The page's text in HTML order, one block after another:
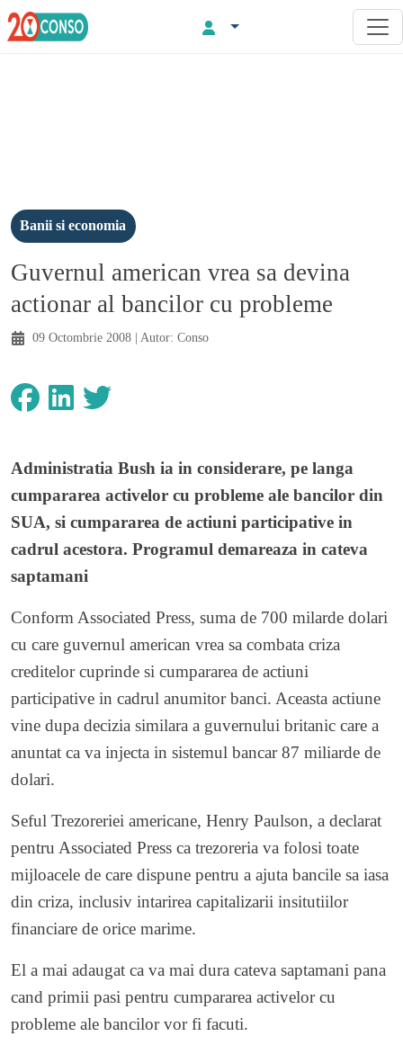
Banii si economia
Guvernul american vrea sa devina
actionar al bancilor cu probleme
09 Octombrie 2008 | Autor: Conso
Administratia Bush ia in considerare, pe langa
cumpararea activelor cu probleme ale bancilor din
SUA, si cumpararea de actiuni participative in
cadrul acestora. Programul demareaza in cateva
saptamani
Conform Associated Press, suma de 700 milarde dolari
cu care guvernul american vrea sa combata criza
creditelor cuprinde si cumpararea de actiuni
participative in cadrul anumitor banci. Aceasta actiune
vine dupa decizia similara a guvernului britanic care a
anuntat ca va injecta in sistemul bancar 87 miliarde de
dolari.
Seful Trezoreriei americane, Henry Paulson, a declarat
pentru Associated Press ca trezoreria va folosi toate
mijloacele de care dispune pentru a ajuta bancile sa iasa
din criza, inclusiv intarirea capitalizarii insitutiilor
financiare de orice marime.
El a mai adaugat ca va mai dura cateva saptamani pana
cand primii pasi pentru cumpararea activelor cu
probleme ale bancilor vor fi facuti.